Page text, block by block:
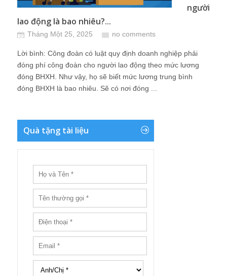
người
lao động là bao nhiêu?...
Tháng Một 25, 2025 no comments
Lời bình: Công đoàn có luật quy định doanh nghiệp phải
đóng phí công đoàn cho người lao động theo mức lương
đóng BHXH. Như vậy, họ sẽ biết mức lương trung bình
đóng BHXH là bao nhiêu. Sẽ có nơi đóng ...
Quà tặng tài liệu